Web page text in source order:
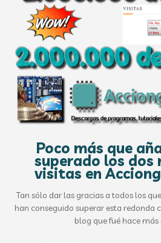
Poco más que
superado los dos
visitas en
Tan sólo dar las gracias a todos los
han conseguido superar esta redonda
blog que fué hace más